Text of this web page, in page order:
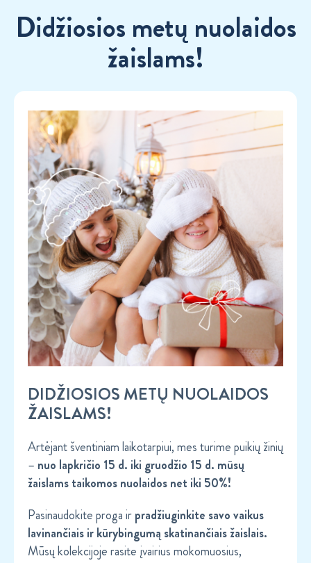
Didžiosios metų nuolaidos
žaislams!
DIDŽIOSIOS METŲ NUOLAIDOS
ŽAISLAMS!
Artėjant šventiniam laikotarpiui, mes turime puikių žinių
– nuo lapkričio 15 d. iki gruodžio 15 d. mūsų
žaislams taikomos nuolaidos net iki 50%!
Pasinaudokite proga irpradžiuginkite savo vaikus
lavinančiais ir kūrybingumą skatinančiais žaislais.
Mūsų kolekcijoje rasite įvairius mokomuosius,